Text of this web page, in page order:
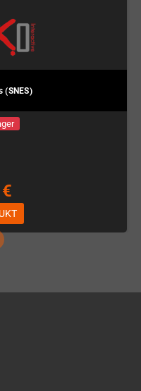
(SNES)